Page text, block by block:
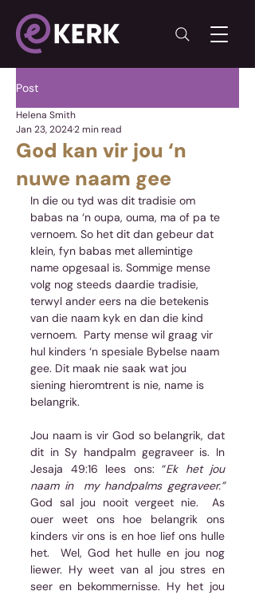
Post
God kan vir jou ‘n
nuwe naam gee
Helena Smith
Jan 23, 20242 min read
In die ou tyd was dit tradisie om
babas na ‘n oupa, ouma, ma of pa te
vernoem. So het dit dan gebeur dat
klein, fyn babas met allemintige
name opgesaal is. Sommige mense
volg nog steeds daardie tradisie,
terwyl ander eers na die betekenis
van die naam kyk en dan die kind
vernoem.  Party mense wil graag vir
hul kinders ‘n spesiale Bybelse naam
gee. Dit maak nie saak wat jou
siening hieromtrent is nie, name is
belangrik.
Jou naam is vir God so belangrik, dat
dit in Sy handpalm gegraveer is. In
Jesaja 49:16 lees ons: “Ek het jou
naam in  my handpalms gegraveer.”
God sal jou nooit vergeet nie.  As
ouer weet ons hoe belangrik ons
kinders vir ons is en hoe lief ons hulle
het.  Wel, God het hulle en jou nog
liewer. Hy weet van al jou stres en
seer en bekommernisse. Hy het jou